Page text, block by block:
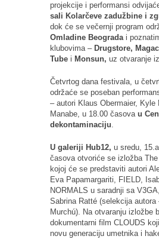
projekcije i performansi
sali Kolarčeve zadužbine i
dok će se večernji program
Omladine Beogradai
klubovima – Drugstore,
Tube i Monsun, uz otvaranje
Četvrtog dana festivala, u
održaće se poseban
– autori Klaus Obermaier, Kyle
Manabe, u 18.00 časova u
dekontaminaciju.
U galeriji Hub12, u sredu,
časova otvoriće se izložba
kojoj će se predstaviti autori
Eva Papamargariti, FIELD,
NORMALS u saradnji sa
Sabrina Ratté (selekcija autora
Murchú). Na otvaranju izložbe
dokumentarni film CLOUDS
novu generaciju umetnika i